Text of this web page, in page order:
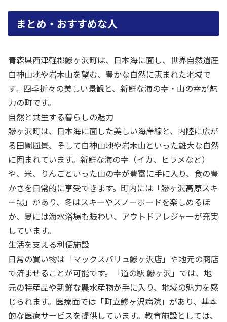
まとめ・おすすめな人
青森県西津軽郡鰺ヶ沢町は、日本海に面し、世界自然遺産
白神山地や岩木山を望む、豊かな自然に恵まれた地域で
す。四季折々の美しい景観と、新鮮な海の幸・山の幸が魅
力の町です。
自然と共生する暮らしの魅力
鰺ヶ沢町は、日本海に面した美しい海岸線と、内陸に広が
る田園風景、そして白神山地や岩木山といった雄大な自然
に囲まれています。新鮮な海の幸（イカ、ヒラメなど）
や、米、りんごといった山の幸が豊富に手に入り、食の豊
かさを日常的に享受できます。町内には「鰺ヶ沢高原スキ
ー場」があり、冬はスキーやスノーボードを楽しめるほ
か、夏には海水浴場も賑わい、アウトドアレジャーが充実
しています。
生活を支える利便施設
日常の買い物は「マックスバリュ鰺ヶ沢店」や地元の商店
で済ませることが可能です。「道の駅 鰺ヶ沢」では、地
元の特産品や新鮮な農水産物が手に入り、地域の魅力を感
じられます。医療面では「町立鰺ヶ沢病院」があり、基本
的な医療サービスを提供しています。教育施設としては、